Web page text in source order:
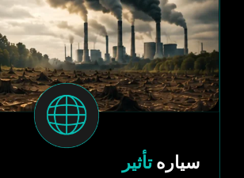
سیارهتأثیر